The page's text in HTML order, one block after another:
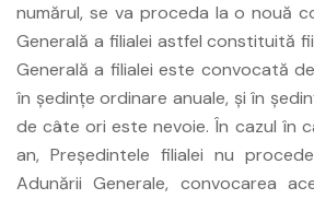
numărul, se va proceda la o nouă
Generală a filialei astfel constituită
Generală a filialei este convocată
în şedinţe ordinare anuale, şi în
de câte ori este nevoie. În cazul în
an, Preşedintele filialei nu
Adunării Generale, convocarea